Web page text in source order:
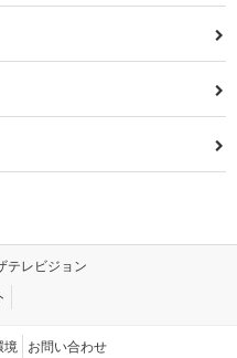
テレビジョン
境 お問い合わせ